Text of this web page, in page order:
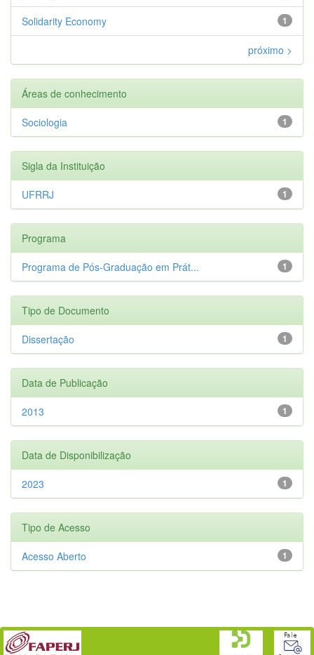
1
Solidarity Economy
próximo >
Áreas de conhecimento
1
Sociologia
Sigla da Instituição
1
UFRRJ
Programa
1
Programa de Pós-Graduação em Prát...
Tipo de Documento
1
Dissertação
Data de Publicação
1
2013
Data de Disponibilização
1
2023
Tipo de Acesso
1
Acesso Aberto